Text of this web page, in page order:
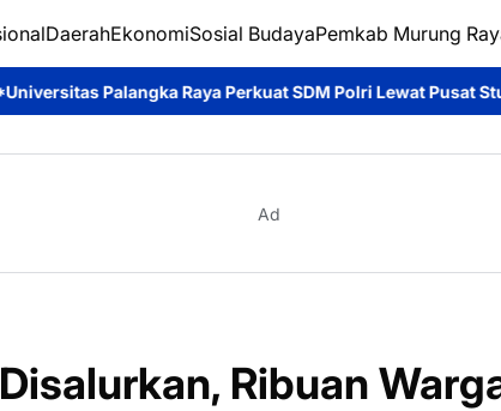
DaerahEkonomiSosial BudayaPemkab Murung
Perkuat SDM Polri Lewat Pusat Studi Kepolisian*
Ad
Ribuan